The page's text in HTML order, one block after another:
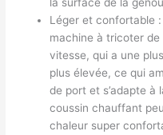
Léger et confortable
machine à tricoter
vitesse, qui a une
plus élevée, ce qui
de port et s’adapte à
coussin chauffant
chaleur super